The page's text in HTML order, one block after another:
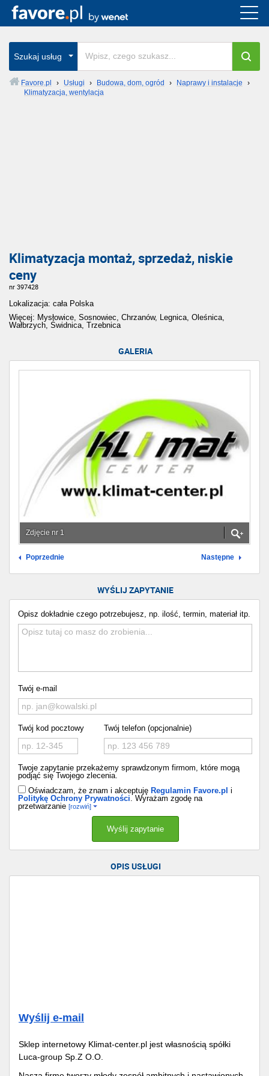
Szukaj usług
Favore.pl › Usługi › Budowa, dom, ogród › Naprawy i instalacje
›
Klimatyzacja, wentylacja
Klimatyzacja montaż, sprzedaż, niskie
ceny
nr 397428
Lokalizacja: cała Polska
Więcej: Mysłowice, Sosnowiec, Chrzanów, Legnica, Oleśnica,
Wałbrzych, Świdnica, Trzebnica
GALERIA
Zdjęcie nr 1
Poprzednie Następne
WYŚLIJ ZAPYTANIE
Opisz dokładnie czego potrzebujesz, np. ilość, termin, materiał itp.
Twój e-mail
Twój kod pocztowy Twój telefon (opcjonalnie)
Twoje zapytanie przekażemy sprawdzonym firmom, które mogą
podjąć się Twojego zlecenia.
Oświadczam, że znam i akceptuję Regulamin Favore.pl i
Politykę Ochrony Prywatności . Wyrażam zgodę na
przetwarzanie [rozwiń]
OPIS USŁUGI
Wyślij e-mail
Sklep internetowy Klimat-center.pl jest własnością spółki
Luca-group Sp.Z O.O.